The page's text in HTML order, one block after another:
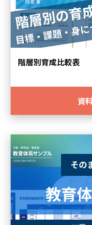
階層別育成比較表
資